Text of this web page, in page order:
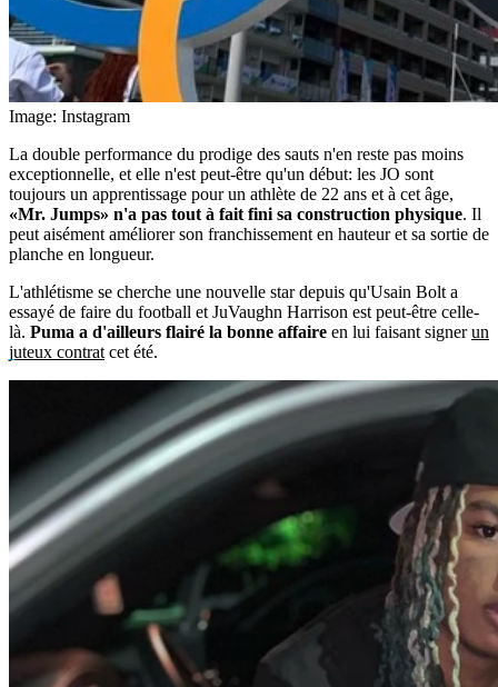
Image: Instagram
La double performance du prodige des sauts n'en reste pas moins
exceptionnelle, et elle n'est peut-être qu'un début: les JO sont
toujours un apprentissage pour un athlète de 22 ans et à cet âge,
«Mr. Jumps» n'a pas tout à fait fini sa construction physique. Il
peut aisément améliorer son franchissement en hauteur et sa sortie de
planche en longueur.
L'athlétisme se cherche une nouvelle star depuis qu'Usain Bolt a
essayé de faire du football et JuVaughn Harrison est peut-être celle-
là. Puma a d'ailleurs flairé la bonne affaire en lui faisant signerun
juteux contrat cet été.